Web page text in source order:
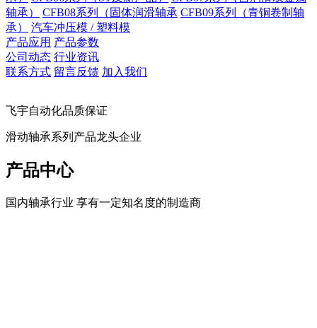
轴承）
CFB08系列（固体润滑轴承 CFB09系列（青铜卷制轴
承）
汽车冲压模 / 塑料模
产品应用 产品参数
公司动态 行业资讯
联系方式 留言反馈 加入我们
飞宇自动化品质保证
滑动轴承系列产品龙头企业
产品中心
国内轴承行业 享有一定知名度的制造商